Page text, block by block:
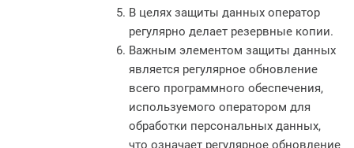
В целях защиты данных оператор
регулярно делает резервные копии.
Важным элементом защиты данных
является регулярное обновление
всего программного обеспечения,
используемого оператором для
обработки персональных данных,
что означает регулярное обновление